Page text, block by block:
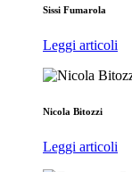
Sissi Fumarola
Leggi articoli
Nicola Bitozzi
Leggi articoli